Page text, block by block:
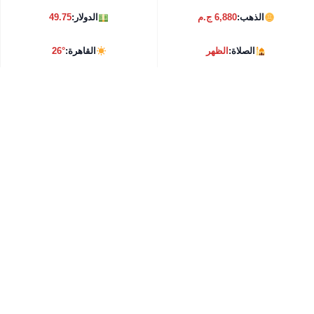
الذهب:6,880 ج.م الدولار:49.75
الصلاة:الظهر القاهرة:26°